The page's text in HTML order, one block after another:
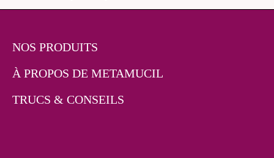
NOS PRODUITS
À PROPOS DE METAMUCIL
TRUCS & CONSEILS